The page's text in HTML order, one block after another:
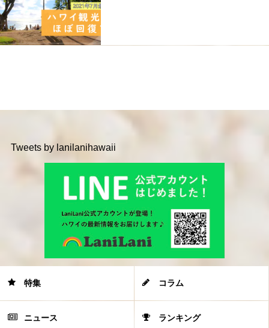
Tweets by lanilanihawaii
特集 コラム
ニュース ランキング